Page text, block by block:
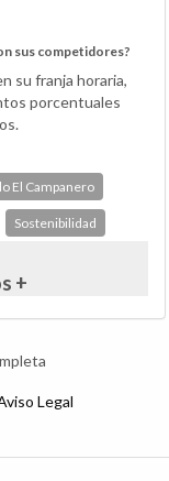
sus competidores?
su franja horaria,
porcentuales
El Campanero
Sostenibilidad
+
Legal